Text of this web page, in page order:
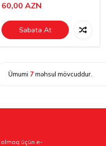
60,00 AZN
Səbətə At
Ümumi 7məhsul mövcuddur.
olmaq üçün e-